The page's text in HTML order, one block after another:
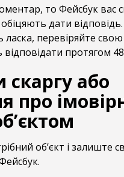
то Фейсбук вас
дати
ласка, перевіряйте
протягом
або
про
об’єкт і залиште